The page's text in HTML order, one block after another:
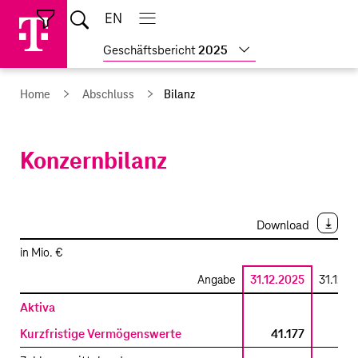
Sprungmarken
Springe
direkt
Springe
direkt
zum
Geschäftsbericht 2025
Weitere
Geschäftsberichte
Home
Schließen
SucheEN
Hauptnavigation
öffnen
Hauptnavigation
schließen
Home Abschluss Bilanz
Konzernbilanz
Download
Konzernbilanz
Aktiva
in Mio. €
Angabe 31.12.2025
Aktiva
Kurzfristige Vermögenswerte
41.177